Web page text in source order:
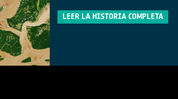
LEER LA HISTORIA COMPLETA